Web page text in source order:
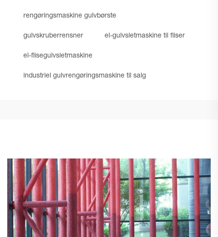
rengøringsmaskine gulvbørste
gulvskruberrensner el-gulvsletmaskine til fliser
el-flisegulvsletmaskine
industriel gulvrengøringsmaskine til salg